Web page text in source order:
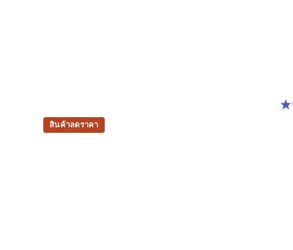
5.0 จาก 5 ดาว 2 รีวิว
สินค้าลดราคา